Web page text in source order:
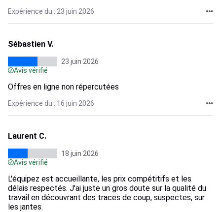
Expérience du : 23 juin 2026
Sébastien V.
23 juin 2026
Avis vérifié
Offres en ligne non répercutées
Expérience du : 16 juin 2026
Laurent C.
18 juin 2026
Avis vérifié
L'équipez est accueillante, les prix compétitifs et les
délais respectés. J'ai juste un gros doute sur la qualité du
travail en découvrant des traces de coup, suspectes, sur
les jantes.